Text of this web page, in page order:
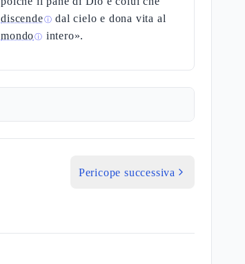
discendeⓘ dal cielo e dona vita al
mondoⓘ intero».
Pericope successiva